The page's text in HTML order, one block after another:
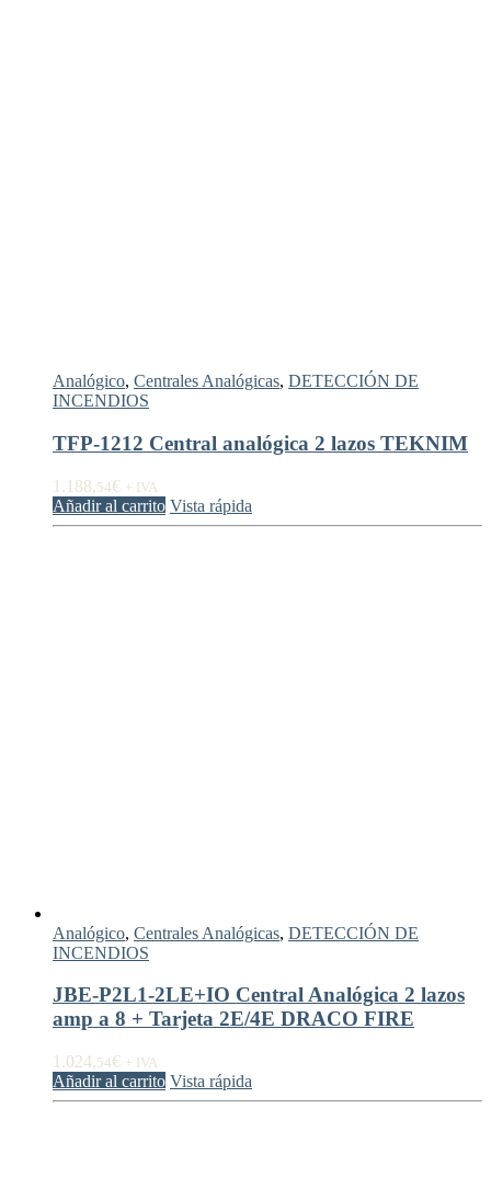
Analógico, Centrales Analógicas, DETECCIÓN DE
INCENDIOS
TFP-1212 Central analógica 2 lazos TEKNIM
1.188,54€ + IVA
Añadir al carrito Vista rápida
Analógico, Centrales Analógicas, DETECCIÓN DE
INCENDIOS
JBE-P2L1-2LE+IO Central Analógica 2 lazos
amp a 8 + Tarjeta 2E/4E DRACO FIRE
1.024,54€ + IVA
Añadir al carrito Vista rápida